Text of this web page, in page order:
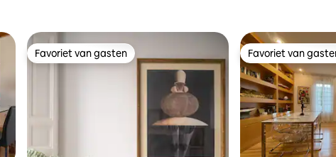
Favoriet van gasten
Favoriet van gasten Favoriet van
Favoriet van